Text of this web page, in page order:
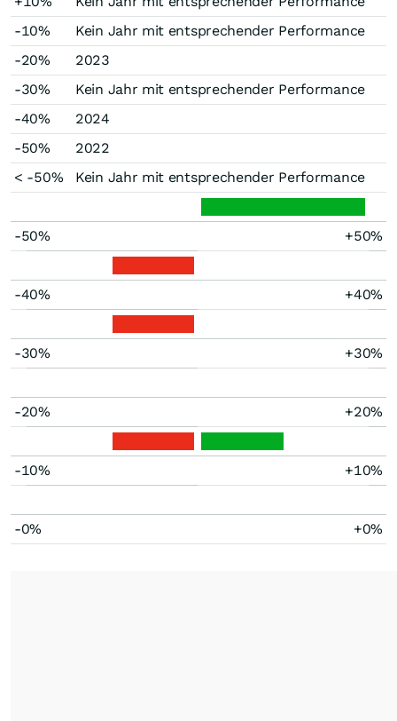
-10%
Kein Jahr mit entsprechender Performance
-20%
2023
-30%
Kein Jahr mit entsprechender Performance
-40%
2024
-50%
2022
< -50%
Kein Jahr mit entsprechender Performance
-50% +50%
-40% +40%
-30% +30%
-20% +20%
-10% +10%
-0% +0%